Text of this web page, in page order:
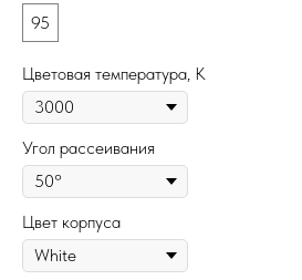
95
Цветовая температура, К
Угол рассеивания
Цвет корпуса